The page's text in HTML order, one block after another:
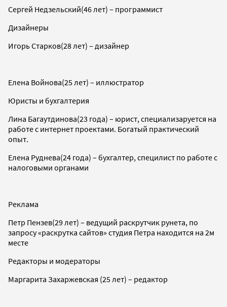
Сергей Недзельский(46 лет) – программист
Дизайнеры
Игорь Старков(28 лет) – дизайнер
Елена Войнова(25 лет) – иллюстратор
Юристы и бухгалтерия
Лина Багаутдинова(23 года) – юрист, специализаруется на
работе с интернет проектами. Богатый практический
опыт.
Елена Руднева(24 года) – бухгалтер, специлист по работе с
налоговыми органами
Реклама
Петр Пензев(29 лет) – ведущий раскрутчик рунета, по
запросу «раскрутка сайтов» студия Петра находится на 2м
месте
Редакторы и модераторы
Маргарита Захаржевская (25 лет) – редактор